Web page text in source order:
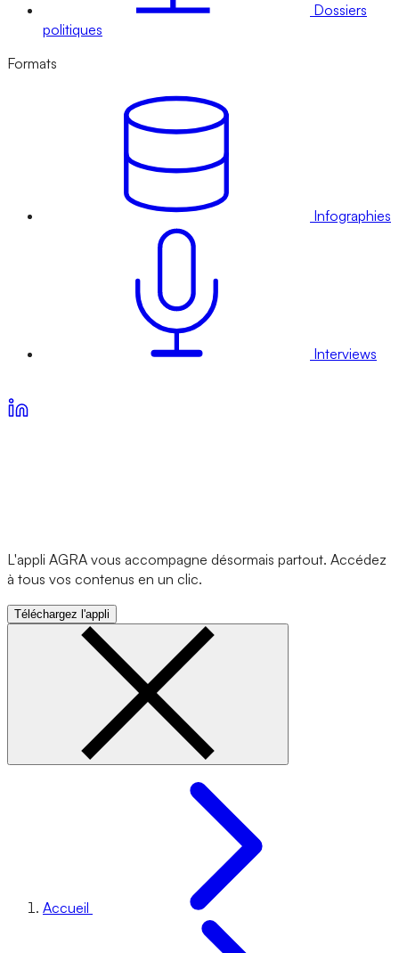
Dossiers
politiques
Formats
Infographies
Interviews
L'appli AGRA vous accompagne désormais partout. Accédez
à tous vos contenus en un clic.
Téléchargez l'appli
Accueil